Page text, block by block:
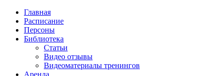
Главная
Расписание
Персоны
Библиотека
Статьи
Видео отзывы
Видеоматериалы тренингов
Аренда